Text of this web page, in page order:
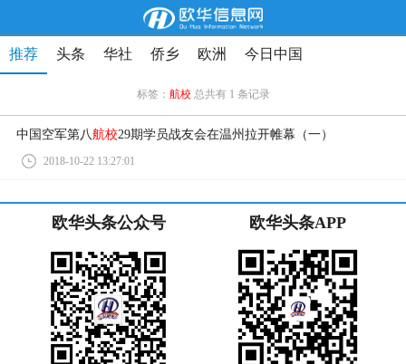
推荐 头条 华社 侨乡 欧洲 今日中国
标签： 航校总共有 1 条记录
中国空军第八航校29期学员战友会在温州拉开帷幕（一）
2018-10-22 13:27:01
欧华头条公众号 欧华头条APP